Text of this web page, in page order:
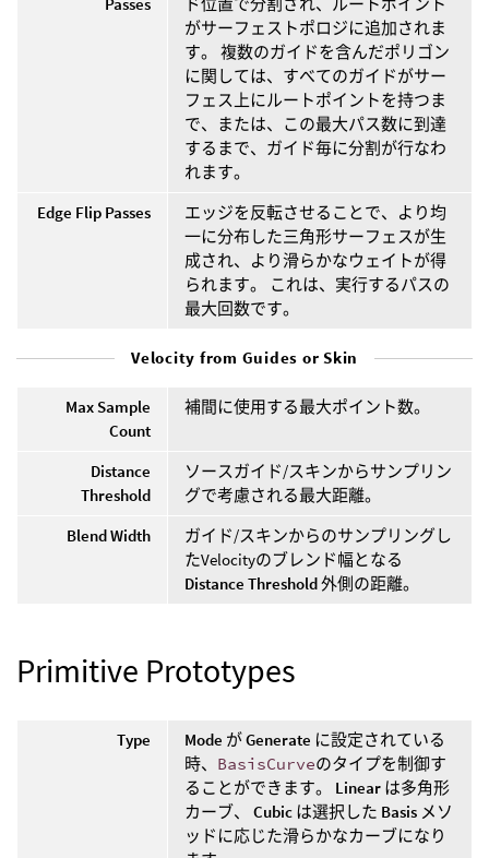
がサーフェストポロジに追加されま
す。 複数のガイドを含んだポリゴン
に関しては、すべてのガイドがサー
フェス上にルートポイントを持つま
で、または、この最大パス数に到達
するまで、ガイド毎に分割が行なわ
れます。
Edge Flip Passes
エッジを反転させることで、より均
一に分布した三角形サーフェスが生
成され、より滑らかなウェイトが得
られます。 これは、実行するパスの
最大回数です。
Velocity from Guides or Skin
Max Sample
Count
補間に使用する最大ポイント数。
Distance
Threshold
ソースガイド/スキンからサンプリン
グで考慮される最大距離。
Blend Width
ガイド/スキンからのサンプリングし
たVelocityのブレンド幅となる
Distance Threshold外側の距離。
Primitive Prototypes
Type Mode がGenerate に設定されている
時、 BasisCurveのタイプを制御す
ることができます。 Linear は多角形
カーブ、 Cubic は選択した Basis メソ
ッドに応じた滑らかなカーブになり